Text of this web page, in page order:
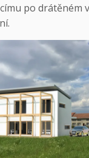
po drátěném